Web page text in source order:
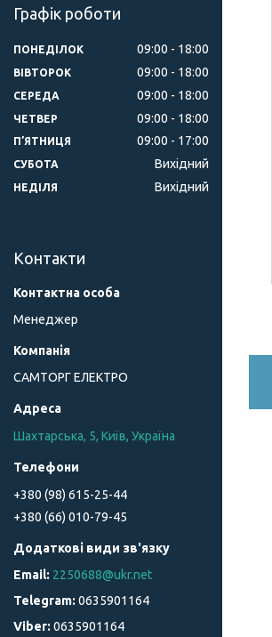
Графік роботи
ПОНЕДІЛОК 09:00 18:00
ВІВТОРОК 09:00 18:00
СЕРЕДА 09:00 18:00
ЧЕТВЕР 09:00 18:00
ПʼЯТНИЦЯ 09:00 17:00
СУБОТА Вихідний
НЕДІЛЯ Вихідний
Контакти
Менеджер
САМТОРГ ЕЛЕКТРО
Шахтарська, 5, Київ, Україна
+380 (98) 615-25-44
+380 (66) 010-79-45
2250688@ukr.net
0635901164
0635901164